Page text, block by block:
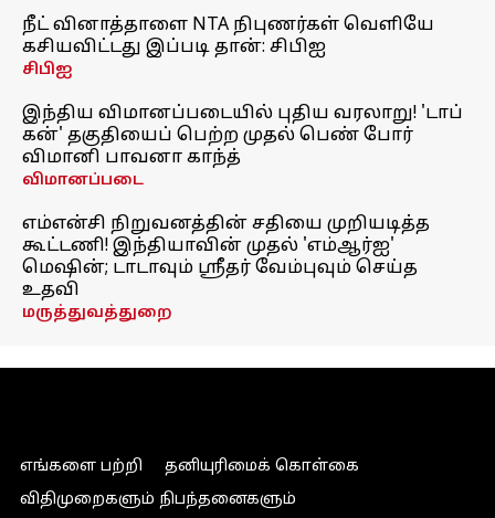
நீட் வினாத்தாளை NTA நிபுணர்கள் வெளியே
கசியவிட்டது இப்படி தான்: சிபிஐ
சிபிஐ
இந்திய விமானப்படையில் புதிய வரலாறு! 'டாப்
கன்' தகுதியைப் பெற்ற முதல் பெண் போர்
விமானி பாவனா காந்த்
விமானப்படை
எம்என்சி நிறுவனத்தின் சதியை முறியடித்த
கூட்டணி! இந்தியாவின் முதல் 'எம்ஆர்ஐ'
மெஷின்; டாடாவும் ஸ்ரீதர் வேம்புவும் செய்த
உதவி
மருத்துவத்துறை
எங்களை பற்றி
தனியுரிமைக் கொள்கை
விதிமுறைகளும் நிபந்தனைகளும்